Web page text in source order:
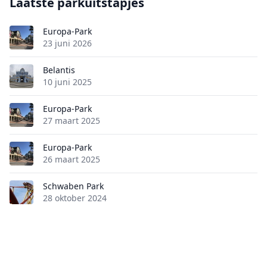
Europa-Park
23 juni 2026
Belantis
10 juni 2025
Europa-Park
27 maart 2025
Europa-Park
26 maart 2025
Schwaben Park
28 oktober 2024